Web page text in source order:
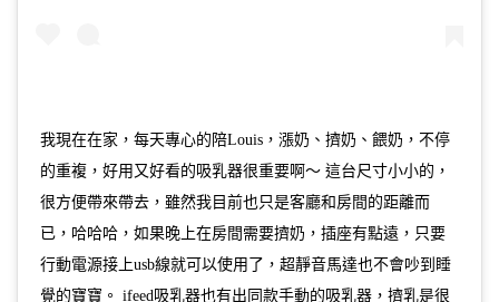
我現在在家，每天專心的陪Louis，漲奶、擠奶、餵奶，不停
的重複，好用又好看的吸乳器很重要啊～ 這台尺寸小小的，
很方便帶來帶去，雖然我目前也只是客廳和房間的距離而
已，哈哈哈，如果晚上在房間需要擠奶，插座有點遠，只要
行動電源接上usb線就可以使用了，超靜音馬達也不會吵到睡
覺的寶寶。 ifeed吸乳器也有出同款手動的吸乳器，擠乳是很